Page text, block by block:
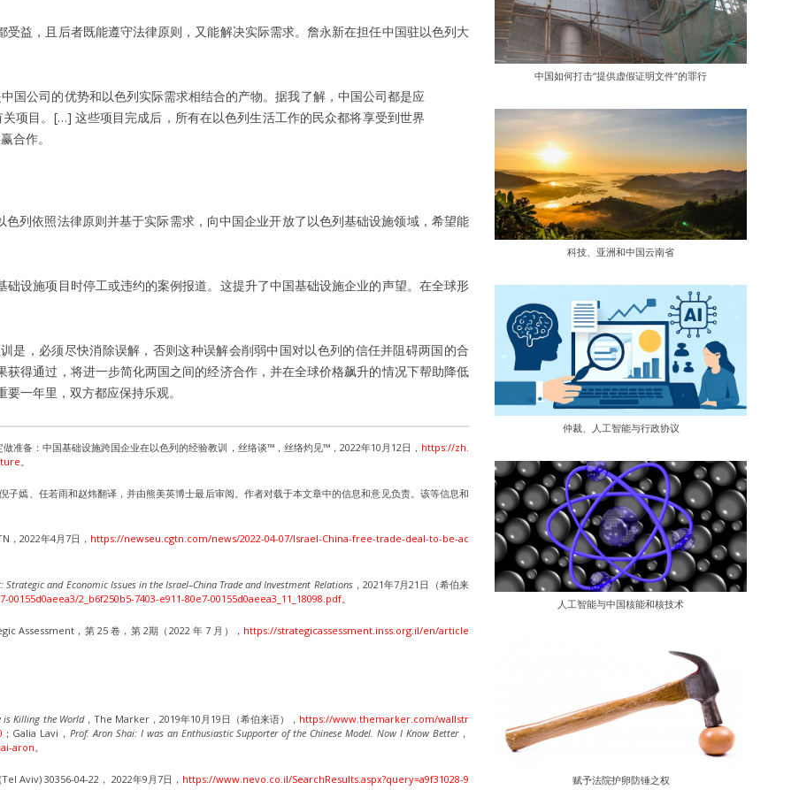
益，且后者既能遵守法律原则，又能解决实际需求。詹永新在担任中国驻以色列大
国公司的优势和以色列实际需求相结合的产物。据我了解，中国公司都是应
项目。[…] 这些项目完成后，所有在以色列生活工作的民众都将享受到世界
合作。
列依照法律原则并基于实际需求，向中国企业开放了以色列基础设施领域，希望能
设施项目时停工或违约的案例报道。这提升了中国基础设施企业的声望。在全球形
是，必须尽快消除误解，否则这种误解会削弱中国对以色列的信任并阻碍两国的合
得通过，将进一步简化两国之间的经济合作，并在全球价格飙升的情况下帮助降低
一年里，双方都应保持乐观。
做准备：中国基础设施跨国企业在以色列的经验教训，丝络谈™，丝络灼见™，2022年10月12日， https://zh.
。
嫣、任若雨和赵炜翻译，并由熊美英博士最后审阅。作者对载于本文章中的信息和意见负责。该等信息和
，2022年4月7日， https://newseu.cgtn.com/news/2022-04-07/Israel-China-free-trade-deal-to-be-ac
Strategic and Economic Issues in the Israel–China Trade and Investment Relations，2021年7月21日（希伯来
2_b6f250b5-7403-e911-80e7-00155d0aeea3_11_18098.pdf。
Assessment，第 25 卷，第 2期（2022 年 7 月）， https://strategicassessment.inss.org.il/en/article
is Killing the World，The Marker，2019年10月19日（希伯来语）， https://www.themarker.com/wallstr
；Galia Lavi， Prof. Aron Shai: I was an Enthusiastic Supporter of the Chinese Model. Now I Know Better，
aron。
(Tel Aviv) 30356-04-22， 2022年9月7日， https://www.nevo.co.il/SearchResults.aspx?query=a9f31028-9
中国如何打击“提供虚假证明文件”的罪行
科技、亚洲和中国云南省
仲裁、人工智能与行政协议
人工智能与中国核能和核技术
赋予法院护卵防锤之权